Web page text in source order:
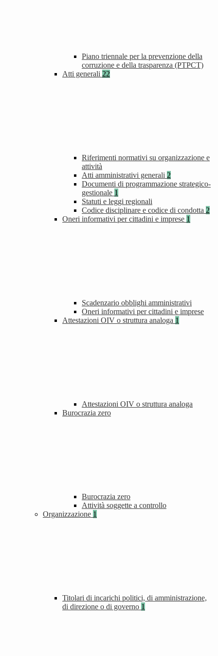
Piano triennale per la prevenzione della
corruzione e della trasparenza (PTPCT)
Atti generali 22
Riferimenti normativi su organizzazione e
attività
Atti amministrativi generali 2
Documenti di programmazione strategico-
gestionale 1
Statuti e leggi regionali
Codice disciplinare e codice di condotta 2
Oneri informativi per cittadini e imprese 1
Scadenzario obblighi amministrativi
Oneri informativi per cittadini e imprese
Attestazioni OIV o struttura analoga 1
Attestazioni OIV o struttura analoga
Burocrazia zero
Burocrazia zero
Attività soggette a controllo
Organizzazione 1
Titolari di incarichi politici, di amministrazione,
di direzione o di governo 1